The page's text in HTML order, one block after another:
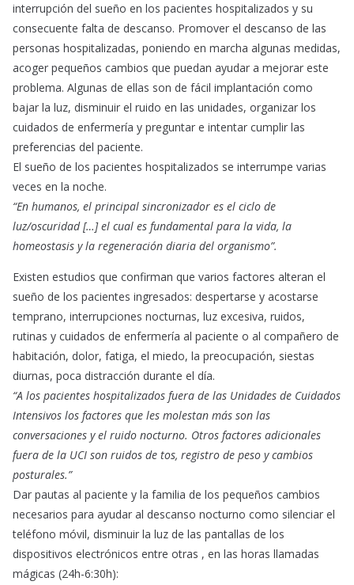
interrupción del sueño en los pacientes hospitalizados y su
consecuente falta de descanso. Promover el descanso de las
personas hospitalizadas, poniendo en marcha algunas medidas,
acoger pequeños cambios que puedan ayudar a mejorar este
problema. Algunas de ellas son de fácil implantación como
bajar la luz, disminuir el ruido en las unidades, organizar los
cuidados de enfermería y preguntar e intentar cumplir las
preferencias del paciente.
El sueño de los pacientes hospitalizados se interrumpe varias
veces en la noche.
“En humanos, el principal sincronizador es el ciclo de
luz/oscuridad […] el cual es fundamental para la vida, la
homeostasis y la regeneración diaria del organismo”.
Existen estudios que confirman que varios factores alteran el
sueño de los pacientes ingresados: despertarse y acostarse
temprano, interrupciones nocturnas, luz excesiva, ruidos,
rutinas y cuidados de enfermería al paciente o al compañero de
habitación, dolor, fatiga, el miedo, la preocupación, siestas
diurnas, poca distracción durante el día.
“A los pacientes hospitalizados fuera de las Unidades de Cuidados
Intensivos los factores que les molestan más son las
conversaciones y el ruido nocturno. Otros factores adicionales
fuera de la UCI son ruidos de tos, registro de peso y cambios
posturales.”
Dar pautas al paciente y la familia de los pequeños cambios
necesarios para ayudar al descanso nocturno como silenciar el
teléfono móvil, disminuir la luz de las pantallas de los
dispositivos electrónicos entre otras , en las horas llamadas
mágicas (24h-6:30h):